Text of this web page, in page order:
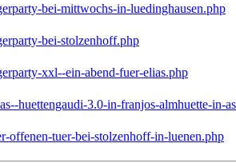
bei-mittwochs-in-luedinghausen.php
bei-stolzenhoff.php
xxl--ein-abend-fuer-elias.php
huettengaudi-3.0-in-franjos-almhuette-in-
offenen-tuer-bei-stolzenhoff-in-luenen.php